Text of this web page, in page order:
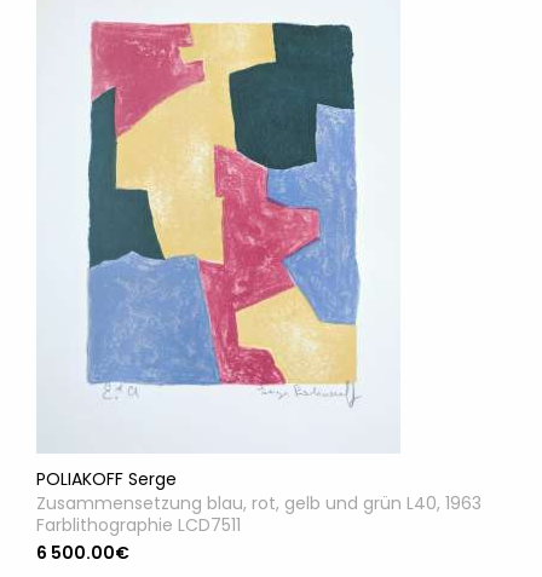
POLIAKOFF Serge
Zusammensetzung blau, rot, gelb und grün L40, 1963
Farblithographie LCD7511
6 500.00€